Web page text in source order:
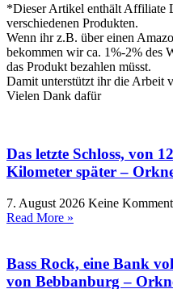
*Dieser Artikel enthält Affiliate
verschiedenen Produkten.
Wenn ihr z.B. über einen
bekommen wir ca. 1%-2% des
das Produkt bezahlen müsst.
Damit unterstützt ihr die Arbeit
Vielen Dank dafür
Das letzte Schloss, von
Kilometer später –
7. August 2026 Keine
Read More »
Bass Rock, eine Bank
von Bebbanburg –